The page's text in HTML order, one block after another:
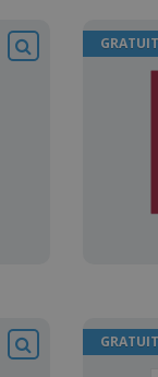
GRATUIT
GRATUIT